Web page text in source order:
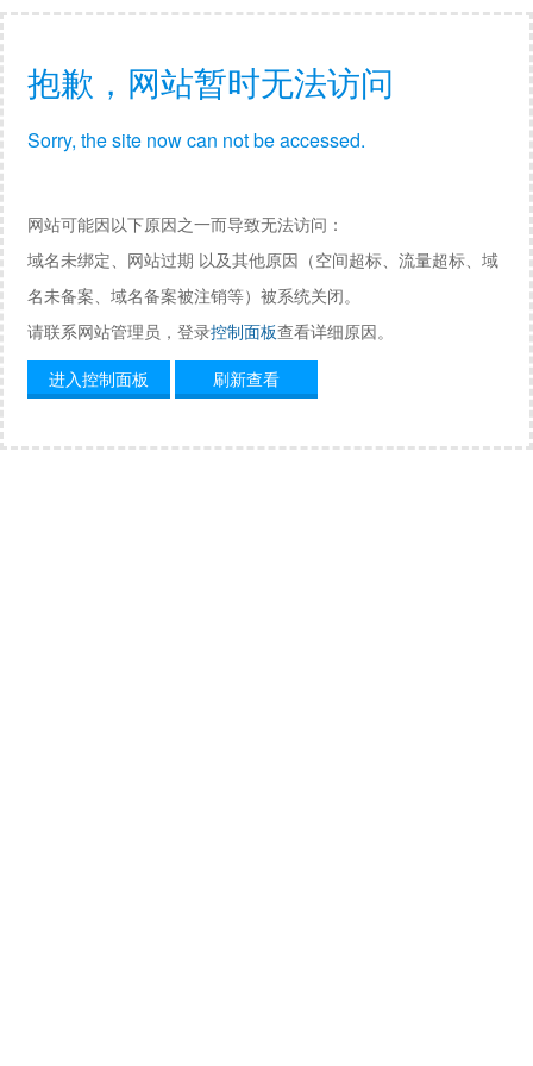
抱歉，网站暂时无法访问
Sorry, the site now can not be accessed.
网站可能因以下原因之一而导致无法访问：
域名未绑定、网站过期 以及其他原因（空间超标、流量超标、域
名未备案、域名备案被注销等）被系统关闭。
请联系网站管理员，登录控制面板查看详细原因。
进入控制面板
刷新查看